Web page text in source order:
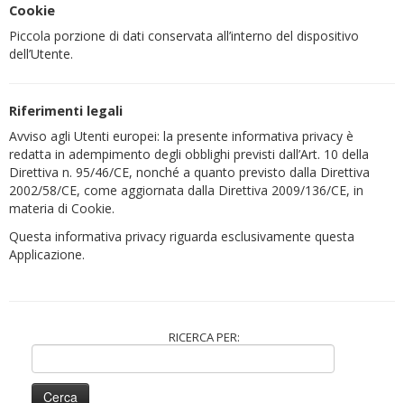
Cookie
Piccola porzione di dati conservata all’interno del dispositivo
dell’Utente.
Riferimenti legali
Avviso agli Utenti europei: la presente informativa privacy è
redatta in adempimento degli obblighi previsti dall’Art. 10 della
Direttiva n. 95/46/CE, nonché a quanto previsto dalla Direttiva
2002/58/CE, come aggiornata dalla Direttiva 2009/136/CE, in
materia di Cookie.
Questa informativa privacy riguarda esclusivamente questa
Applicazione.
RICERCA PER:
Ricerca
per: